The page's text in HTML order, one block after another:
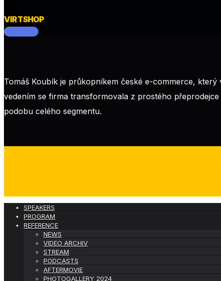
VIRTSHOP
Tomáš Koubík je průkopníkem české e-commerce,
vedením se firma transformovala z prostého
podobu celého segmentu.
SPEAKERS
PROGRAM
REFERENCE
NEWS
VIDEO ARCHIV
STREAM
PODCASTS
AFTERMOVIE
PHOTOGALLERY 2024